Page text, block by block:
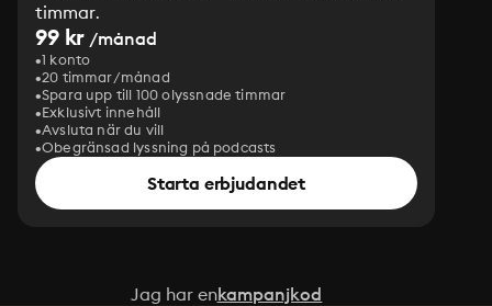
timmar.
99 kr /månad
1 konto
20 timmar/månad
Spara upp till 100 olyssnade timmar
Exklusivt innehåll
Avsluta när du vill
Obegränsad lyssning på podcasts
Starta erbjudandet
Jag har enkampanjkod